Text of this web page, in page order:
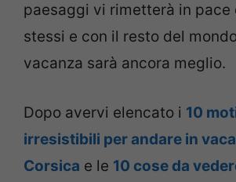
paesaggi vi rimetterà in pace
stessi e con il resto del
vacanza sarà ancora meglio.
Dopo avervi elencato i 10
irresistibili per andare in
Corsica e le 10 cose da